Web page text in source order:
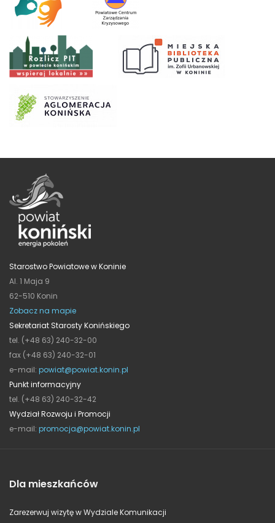
Starostwo Powiatowe w Koninie
Al. 1 Maja 9
62-510 Konin
Zobacz na mapie
Sekretariat Starosty Konińskiego
tel. (+48 63) 240-32-00
fax (+48 63) 240-32-01
e-mail: powiat@powiat.konin.pl
Punkt informacyjny
tel. (+48 63) 240-32-42
Wydział Rozwoju i Promocji
e-mail: promocja@powiat.konin.pl
Dla mieszkańców
Zarezerwuj wizytę w Wydziale Komunikacji